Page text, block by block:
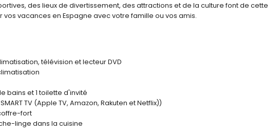
des lieux de divertissement, des attractions et de la culture font de cette
vos vacances en Espagne avec votre famille ou vos amis.
télévision et lecteur DVD
bains et 1 toilette d'invité
TV (Apple TV, Amazon, Rakuten et Netflix))
fort
linge dans la cuisine